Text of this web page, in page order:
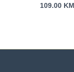
109.00 KM